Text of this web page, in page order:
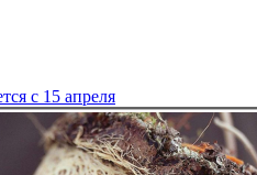
с 15 апреля